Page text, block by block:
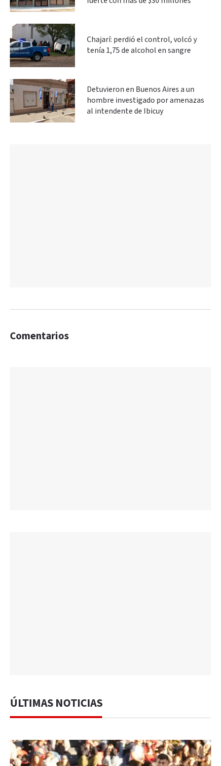
Chajarí: perdió el control, volcó y
tenía 1,75 de alcohol en sangre
Detuvieron en Buenos Aires a un
hombre investigado por amenazas
al intendente de Ibicuy
Comentarios
ÚLTIMAS NOTICIAS